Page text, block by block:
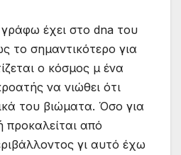
έχει στο dna του
το σημαντικότερο για
ο κόσμος μ ένα
να νιώθει ότι
του βιώματα. Όσο για
προκαλείται από
γι αυτό έχω